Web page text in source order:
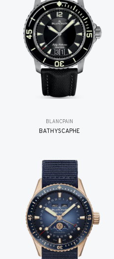
BLANCPAIN
BATHYSCAPHE